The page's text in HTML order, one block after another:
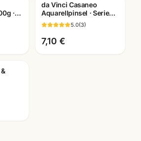
·
da Vinci Casaneo
Aquarellpinsel · Serie
5598/5898/498 ·
Künstlerbedarf
Mannheim
5.0(3)
7,10 €